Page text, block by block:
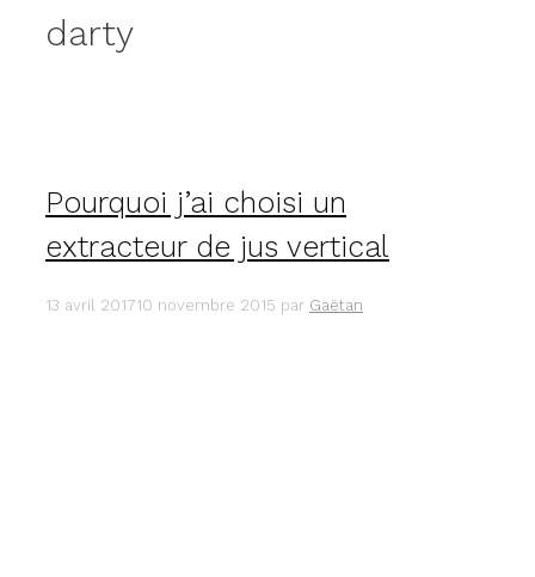
darty
Pourquoi j’ai choisi un
extracteur de jus vertical
13 avril 201710 novembre 2015 par Gaëtan